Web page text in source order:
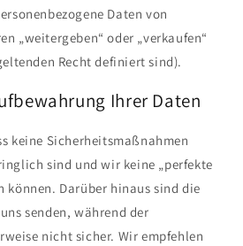
Daten von
„weitergeben“ oder „verkaufen“
Recht definiert sind).
Ihrer Daten
keine Sicherheitsmaßnahmen
sind und wir keine „perfekte
können. Darüber hinaus sind die
senden, während der
nicht sicher. Wir empfehlen